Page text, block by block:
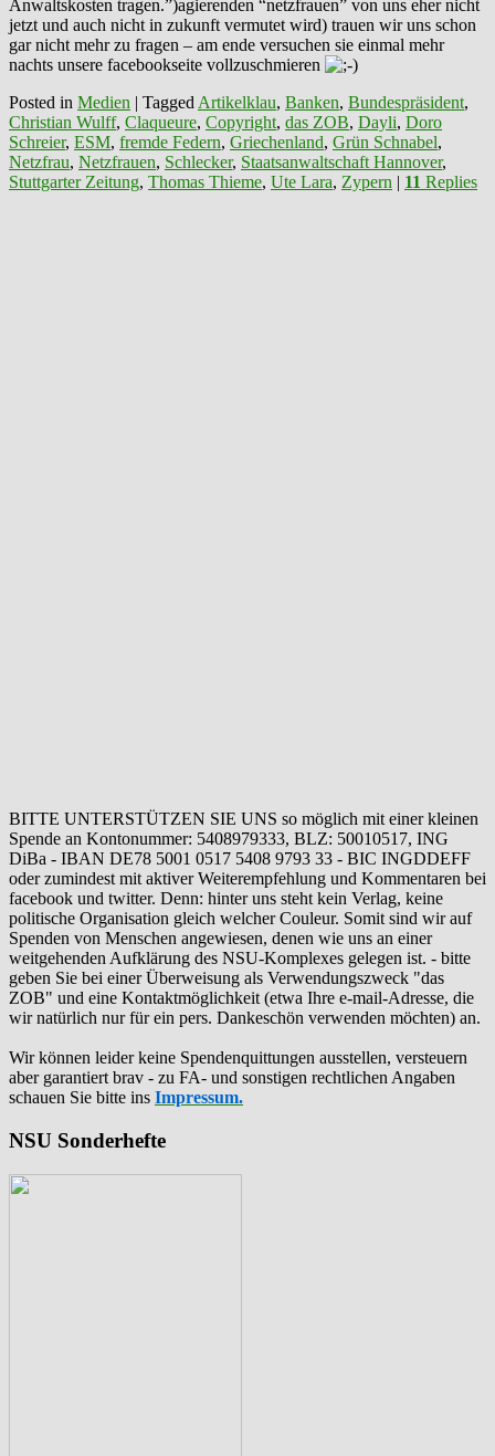
Anwaltskosten tragen.”)agierenden “netzfrauen” von uns eher nicht
jetzt und auch nicht in zukunft vermutet wird) trauen wir uns schon
gar nicht mehr zu fragen – am ende versuchen sie einmal mehr
nachts unsere facebookseite vollzuschmieren
Posted in Medien | Tagged Artikelklau, Banken, Bundespräsident,
Christian Wulff, Claqueure, Copyright, das ZOB, Dayli, Doro
Schreier, ESM, fremde Federn, Griechenland, Grün Schnabel,
Netzfrau, Netzfrauen, Schlecker, Staatsanwaltschaft Hannover,
Stuttgarter Zeitung, Thomas Thieme, Ute Lara, Zypern | 11 Replies
BITTE UNTERSTÜTZEN SIE UNS so möglich mit einer kleinen
Spende an Kontonummer: 5408979333, BLZ: 50010517, ING
DiBa - IBAN DE78 5001 0517 5408 9793 33 - BIC INGDDEFF
oder zumindest mit aktiver Weiterempfehlung und Kommentaren bei
facebook und twitter. Denn: hinter uns steht kein Verlag, keine
politische Organisation gleich welcher Couleur. Somit sind wir auf
Spenden von Menschen angewiesen, denen wie uns an einer
weitgehenden Aufklärung des NSU-Komplexes gelegen ist. - bitte
geben Sie bei einer Überweisung als Verwendungszweck "das
ZOB" und eine Kontaktmöglichkeit (etwa Ihre e-mail-Adresse, die
wir natürlich nur für ein pers. Dankeschön verwenden möchten) an.
Wir können leider keine Spendenquittungen ausstellen, versteuern
aber garantiert brav - zu FA- und sonstigen rechtlichen Angaben
schauen Sie bitte ins Impressum.
NSU Sonderhefte